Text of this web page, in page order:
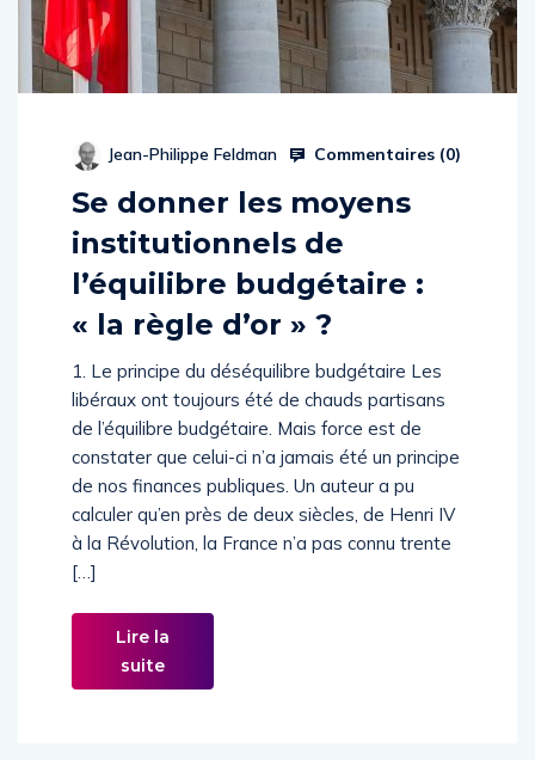
Jean-Philippe Feldman Commentaires (0)
Se donner les moyens
institutionnels de
l’équilibre budgétaire :
« la règle d’or » ?
1. Le principe du déséquilibre budgétaire Les
libéraux ont toujours été de chauds partisans
de l’équilibre budgétaire. Mais force est de
constater que celui-ci n’a jamais été un principe
de nos finances publiques. Un auteur a pu
calculer qu’en près de deux siècles, de Henri IV
à la Révolution, la France n’a pas connu trente
[…]
Lire la
suite